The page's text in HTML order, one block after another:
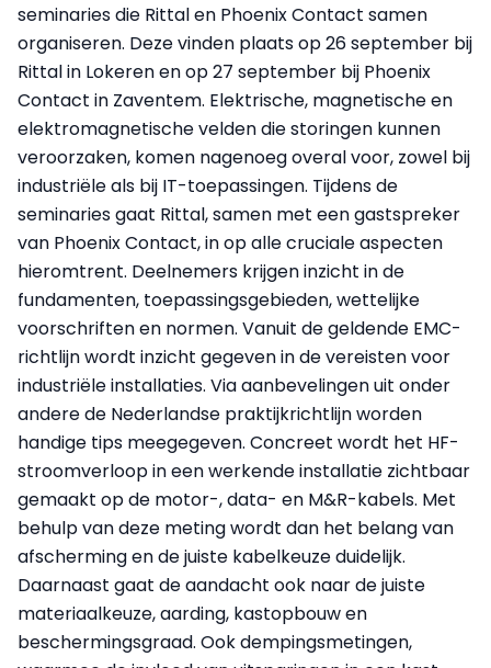
seminaries die Rittal en Phoenix Contact samen
organiseren. Deze vinden plaats op 26 september bij
Rittal in Lokeren en op 27 september bij Phoenix
Contact in Zaventem. Elektrische, magnetische en
elektromagnetische velden die storingen kunnen
veroorzaken, komen nagenoeg overal voor, zowel bij
industriële als bij IT-toepassingen. Tijdens de
seminaries gaat Rittal, samen met een gastspreker
van Phoenix Contact, in op alle cruciale aspecten
hieromtrent. Deelnemers krijgen inzicht in de
fundamenten, toepassingsgebieden, wettelijke
voorschriften en normen. Vanuit de geldende EMC-
richtlijn wordt inzicht gegeven in de vereisten voor
industriële installaties. Via aanbevelingen uit onder
andere de Nederlandse praktijkrichtlijn worden
handige tips meegegeven. Concreet wordt het HF-
stroomverloop in een werkende installatie zichtbaar
gemaakt op de motor-, data- en M&R-kabels. Met
behulp van deze meting wordt dan het belang van
afscherming en de juiste kabelkeuze duidelijk.
Daarnaast gaat de aandacht ook naar de juiste
materiaalkeuze, aarding, kastopbouw en
beschermingsgraad. Ook dempingsmetingen,